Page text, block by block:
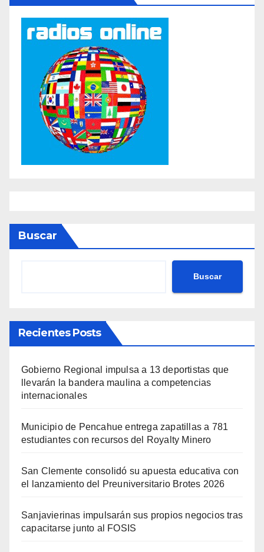
Buscar
Buscar
Recientes Posts
Gobierno Regional impulsa a 13 deportistas que
llevarán la bandera maulina a competencias
internacionales
Municipio de Pencahue entrega zapatillas a 781
estudiantes con recursos del Royalty Minero
San Clemente consolidó su apuesta educativa con
el lanzamiento del Preuniversitario Brotes 2026
Sanjavierinas impulsarán sus propios negocios tras
capacitarse junto al FOSIS